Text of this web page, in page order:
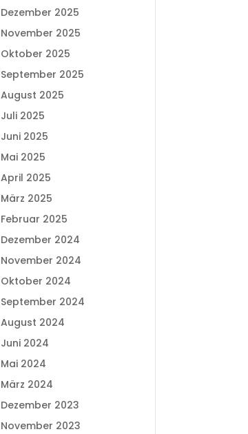
Dezember 2025
November 2025
Oktober 2025
September 2025
August 2025
Juli 2025
Juni 2025
Mai 2025
April 2025
März 2025
Februar 2025
Dezember 2024
November 2024
Oktober 2024
September 2024
August 2024
Juni 2024
Mai 2024
März 2024
Dezember 2023
November 2023